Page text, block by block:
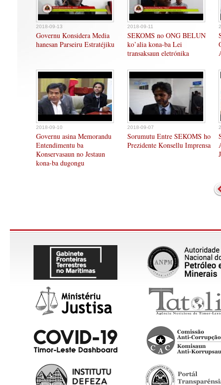
2018-09-13
Governu Konsidera Media
hanesan Parseiru Estratéjiku
2018-09-11
SEKOMS no ONG BELUN
ko’alia kona-ba Lei
transaksaun eletrónika
2018-09-10
Governu asina Memorandu
Entendimentu ba
Konservasaun no Jestaun
kona-ba dugongu
2018-09-07
Sorumutu Entre SEKOMS ho
Prezidente Konsellu Imprensa